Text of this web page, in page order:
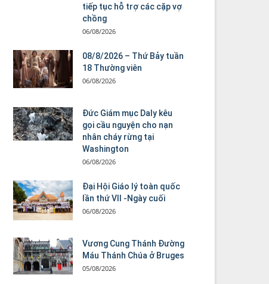
tiếp tục hỗ trợ các cặp vợ
chồng
06/08/2026
08/8/2026 – Thứ Bảy tuần
18 Thường viên
06/08/2026
Đức Giám mục Daly kêu
gọi cầu nguyện cho nạn
nhân cháy rừng tại
Washington
06/08/2026
Đại Hội Giáo lý toàn quốc
lần thứ VII -Ngày cuối
06/08/2026
Vương Cung Thánh Ðường
Máu Thánh Chúa ở Bruges
05/08/2026